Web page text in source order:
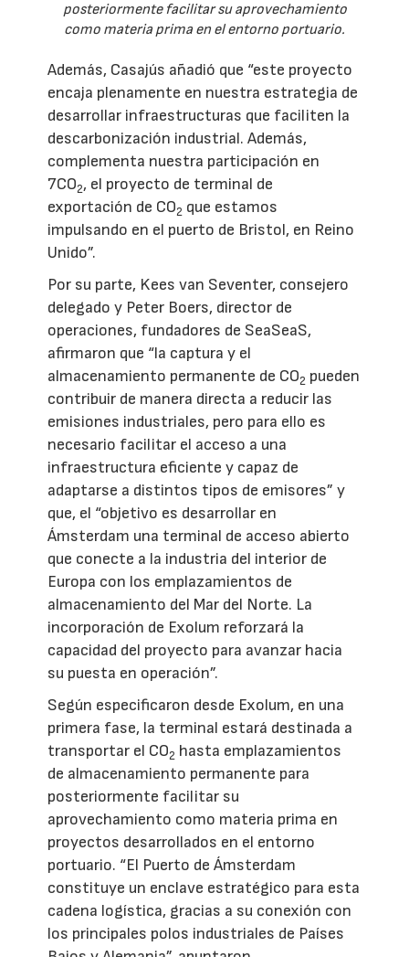
posteriormente facilitar su aprovechamiento
como materia prima en el entorno portuario.
Además, Casajús añadió que “este proyecto
encaja plenamente en nuestra estrategia de
desarrollar infraestructuras que faciliten la
descarbonización industrial. Además,
complementa nuestra participación en
7CO2, el proyecto de terminal de
exportación de CO2 que estamos
impulsando en el puerto de Bristol, en Reino
Unido”.
Por su parte, Kees van Seventer, consejero
delegado y Peter Boers, director de
operaciones, fundadores de SeaSeaS,
afirmaron que “la captura y el
almacenamiento permanente de CO2 pueden
contribuir de manera directa a reducir las
emisiones industriales, pero para ello es
necesario facilitar el acceso a una
infraestructura eficiente y capaz de
adaptarse a distintos tipos de emisores” y
que, el “objetivo es desarrollar en
Ámsterdam una terminal de acceso abierto
que conecte a la industria del interior de
Europa con los emplazamientos de
almacenamiento del Mar del Norte. La
incorporación de Exolum reforzará la
capacidad del proyecto para avanzar hacia
su puesta en operación”.
Según especificaron desde Exolum, en una
primera fase, la terminal estará destinada a
transportar el CO2 hasta emplazamientos
de almacenamiento permanente para
posteriormente facilitar su
aprovechamiento como materia prima en
proyectos desarrollados en el entorno
portuario. “El Puerto de Ámsterdam
constituye un enclave estratégico para esta
cadena logística, gracias a su conexión con
los principales polos industriales de Países